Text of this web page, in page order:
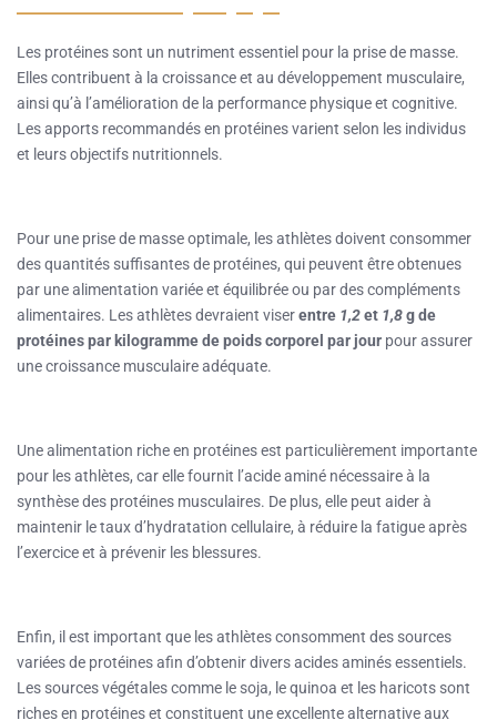
Les protéines sont un nutriment essentiel pour la prise de masse.
Elles contribuent à la croissance et au développement musculaire,
ainsi qu’à l’amélioration de la performance physique et cognitive.
Les apports recommandés en protéines varient selon les individus
et leurs objectifs nutritionnels.
Pour une prise de masse optimale, les athlètes doivent consommer
des quantités suffisantes de protéines, qui peuvent être obtenues
par une alimentation variée et équilibrée ou par des compléments
alimentaires. Les athlètes devraient viserentre 1,2et 1,8g de
protéines par kilogramme de poids corporel par jour pour assurer
une croissance musculaire adéquate.
Une alimentation riche en protéines est particulièrement importante
pour les athlètes, car elle fournit l’acide aminé nécessaire à la
synthèse des protéines musculaires. De plus, elle peut aider à
maintenir le taux d’hydratation cellulaire, à réduire la fatigue après
l’exercice et à prévenir les blessures.
Enfin, il est important que les athlètes consomment des sources
variées de protéines afin d’obtenir divers acides aminés essentiels.
Les sources végétales comme le soja, le quinoa et les haricots sont
riches en protéines et constituent une excellente alternative aux